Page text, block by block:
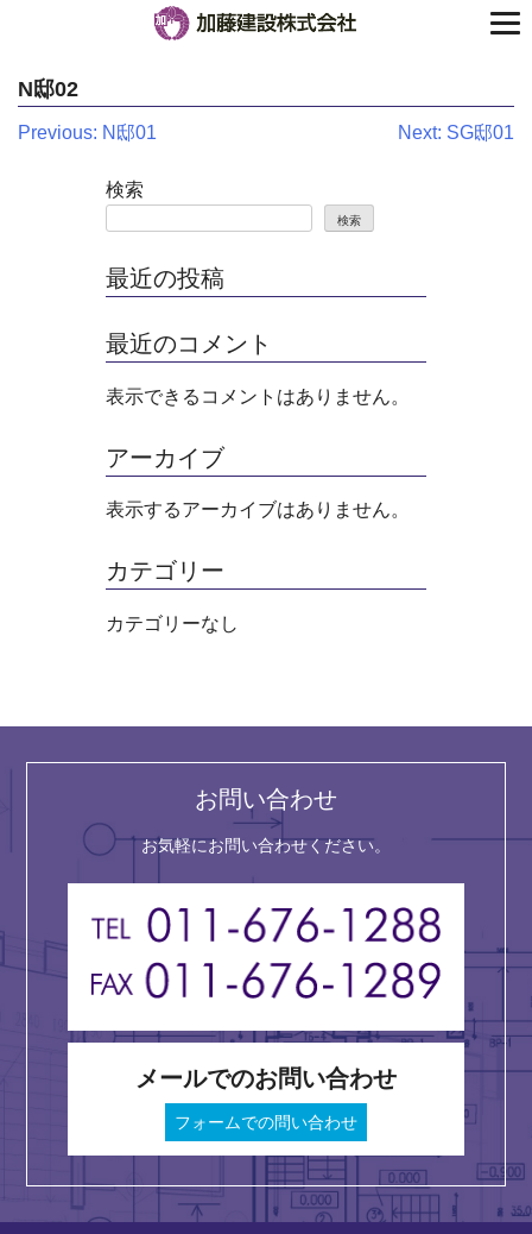
N邸02
投
Previous: N邸01 Next: SG邸01
検索
検索
最近の投稿
最近のコメント
表示できるコメントはありません。
アーカイブ
表示するアーカイブはありません。
カテゴリー
カテゴリーなし
お問い合わせ
お気軽にお問い合わせください。
メールでのお問い合わせ
フォームでの問い合わせ